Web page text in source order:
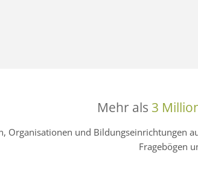
Mehr als 3
Organisationen und Bildungseinrichtungen
Fragebögen